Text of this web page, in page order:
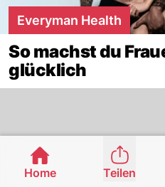
Everyman Health
So machst du
glücklich
Home Teilen